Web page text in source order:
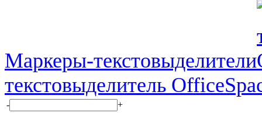
Маркеры-текстовыделители
текстовыделитель
- +